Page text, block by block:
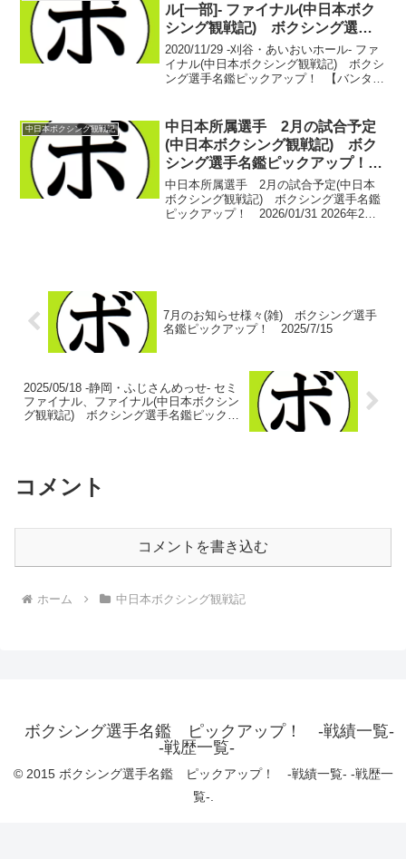
ル[一部]- ファイナル(中日本ボク
シング観戦記) ボクシング選手
名鑑ピックアップ！
2020/11/29 -刈谷・あいおいホール- ファ
イナル(中日本ボクシング観戦記) ボクシ
ング選手名鑑ピックアップ！ 【バンタム
分 サウスポー松...
中日本ボクシング観戦記
中日本所属選手 2月の試合予定
(中日本ボクシング観戦記) ボク
シング選手名鑑ピックアップ！
2026/01/31
中日本所属選手 2月の試合予定(中日本
ボクシング観戦記) ボクシング選手名鑑
ピックアップ！ 2026/01/31 2026年2月3
7月のお知らせ様々(雑) ボクシング選手
名鑑ピックアップ！ 2025/7/15
2025/05/18 -静岡・ふじさんめっせ- セミ
ファイナル、ファイナル(中日本ボクシン
グ観戦記) ボクシング選手名鑑ピックア
コメント
コメントを書き込む
ホーム 中日本ボクシング観戦記
ボクシング選手名鑑 ピックアップ！ -戦績一覧-
-戦歴一覧-
© 2015 ボクシング選手名鑑 ピックアップ！ -戦績一覧- -戦歴一
覧-.